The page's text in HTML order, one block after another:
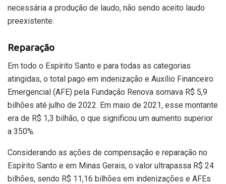
necessária a produção de laudo, não sendo aceito laudo
preexistente.
Reparação
Em todo o Espírito Santo e para todas as categorias
atingidas, o total pago em indenização e Auxílio Financeiro
Emergencial (AFE) pela Fundação Renova somava R$ 5,9
bilhões até julho de 2022. Em maio de 2021, esse montante
era de R$ 1,3 bilhão, o que significou um aumento superior
a 350%.
Considerando as ações de compensação e reparação no
Espírito Santo e em Minas Gerais, o valor ultrapassa R$ 24
bilhões, sendo R$ 11,16 bilhões em indenizações e AFEs